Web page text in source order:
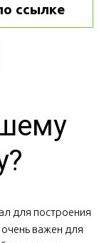
ссылке
для построения
важен для